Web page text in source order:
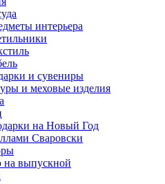
интерьера
и сувениры
и меховые изделия
на Новый Год
Сваровски
на выпускной